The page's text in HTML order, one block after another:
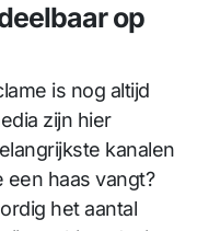
op
is nog altijd
zijn hier
kanalen
haas vangt?
het aantal